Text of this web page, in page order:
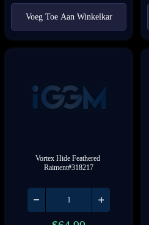
Voeg Toe Aan Winkelkar
Vortex Hide Feathered
Raiment#318217